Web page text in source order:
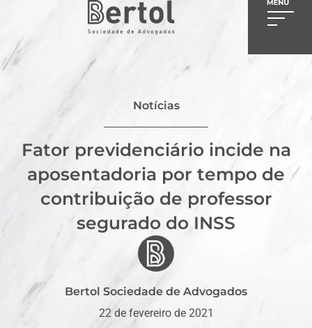
Notícias
Fator previdenciário incide na
aposentadoria por tempo de
contribuição de professor
segurado do INSS
Bertol Sociedade de Advogados
22 de fevereiro de 2021